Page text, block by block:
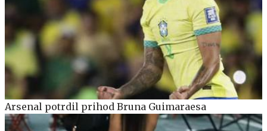
Arsenal potrdil prihod Bruna Guimaraesa